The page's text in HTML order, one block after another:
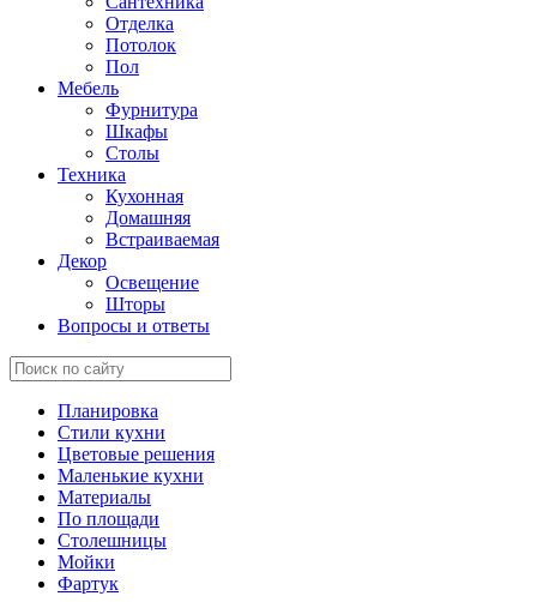
Отделка
Потолок
Пол
Мебель
Фурнитура
Шкафы
Столы
Техника
Кухонная
Домашняя
Встраиваемая
Декор
Освещение
Шторы
Вопросы и ответы
Планировка
Стили кухни
Цветовые решения
Маленькие кухни
Материалы
По площади
Столешницы
Мойки
Фартук